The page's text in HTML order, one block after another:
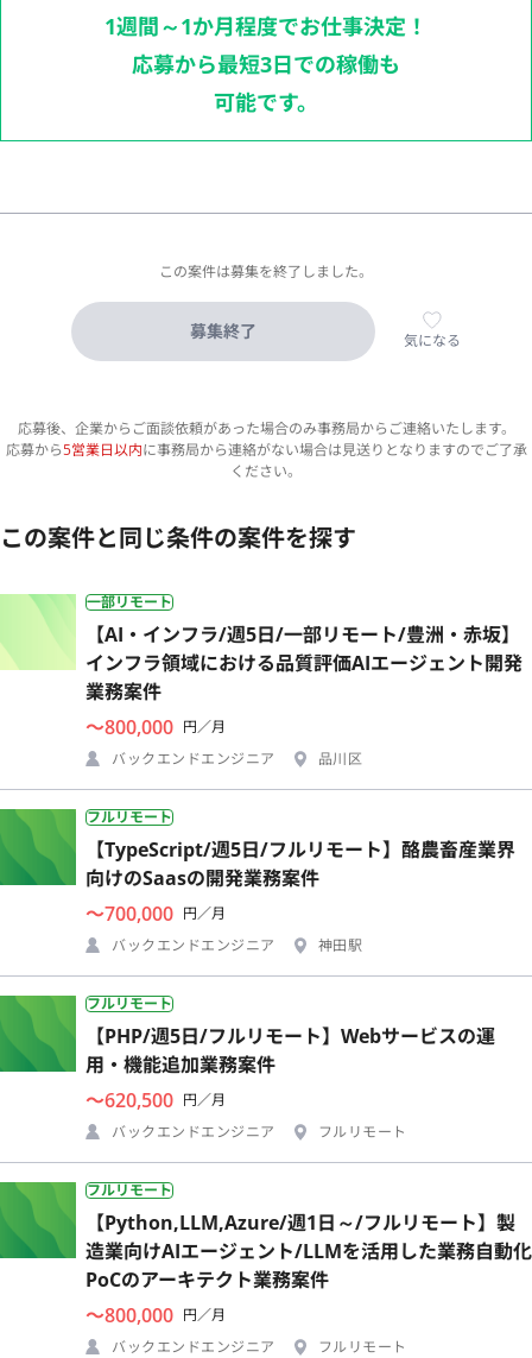
1週間～1か月程度でお仕事決定！
応募から最短3日での稼働も
可能です。
この案件は募集を終了しました。
募集終了 気になる
応募後、企業からご面談依頼があった場合のみ事務局からご連絡いたします。
応募から5営業日以内に事務局から連絡がない場合は見送りとなりますのでご了承
ください。
この案件と同じ条件の案件を探す
一部リモート
【AI・インフラ/週5日/一部リモート/豊洲・赤坂】
インフラ領域における品質評価AIエージェント開発
業務案件
〜800,000 円／月
バックエンドエンジニア
品川区
フルリモート
【TypeScript/週5日/フルリモート】酪農畜産業界
向けのSaasの開発業務案件
〜700,000 円／月
バックエンドエンジニア
神田駅
フルリモート
【PHP/週5日/フルリモート】Webサービスの運
用・機能追加業務案件
〜620,500 円／月
バックエンドエンジニア
フルリモート
フルリモート
【Python,LLM,Azure/週1日～/フルリモート】製
造業向けAIエージェント/LLMを活用した業務自動化
PoCのアーキテクト業務案件
〜800,000 円／月
バックエンドエンジニア
フルリモート